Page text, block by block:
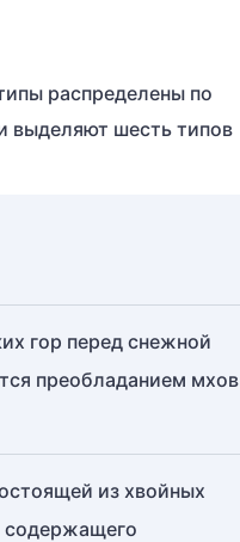
распределены по
выделяют шесть типов
гор перед снежной
преобладанием мхов
из хвойных
содержащего